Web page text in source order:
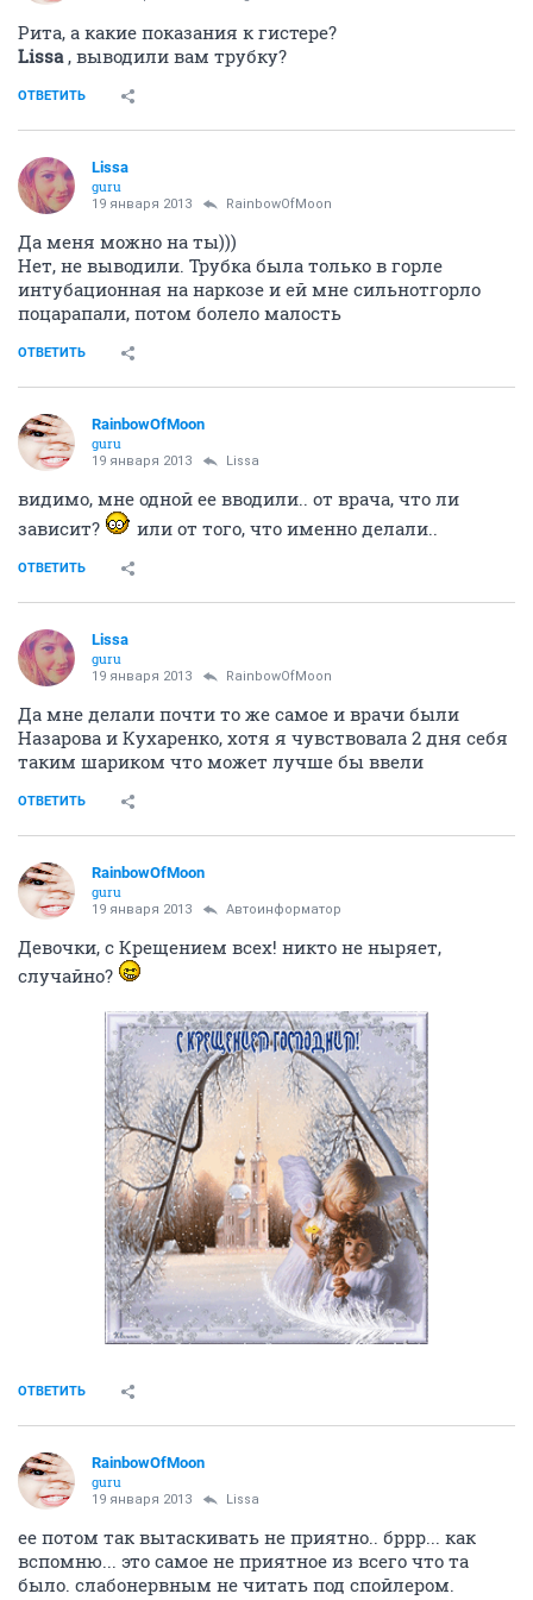
(хотя пишут, что должна быть 37,1 и выше до 38
даже.) и т.п. Все индивидуально. Но анализы на
гормоны действительно нужно сдать.
A
Angelo4ek
activist
она и правда дорогая операция. Есть места и
подешевле, но там и сервис похуже. Я ее буду
совмещать с гистерой. Иду в ваше здоровье. Я там
уже делала гистеру год назад. Хорошая больница:
двухместная палата, кормят и врачи хорошие
Angelo4ek
18 января 2013 Businka_88
сдай хгч для собственного успокоения. Но я уверена,
что все у вас получилось! пусть все будет хорошо
ОТВЕТИТЬ
Businka_88
18 января 2013 Angelo4ek
Моя мама делала гистеру в Ваше здоровье! ей очень
понравилось: условия, отношение, лечение! Удачи
Вам и здоровья!
ОТВЕТИТЬ
Lissa
18 января 2013 Businka_88
Я тоже делала лапару и гистеру в Ваше здоровье в
конце декабря, мне тоже все понравилось и врачи и
медсестры просто чудесные. Вай фай есть и кормят в
общем то неплохо. А еще было очень тепло, несмотря
на - 37 за бортом
RainbowOfMoon
guru
18 января 2013 Angelo4ek
Рита, а какие показания к гистере?
, выводили вам трубку?
Lissa
Да меня можно на ты)))
Нет, не выводили. Трубка была только в горле
поцарапали, потом болело малость
ОТВЕТИТЬ